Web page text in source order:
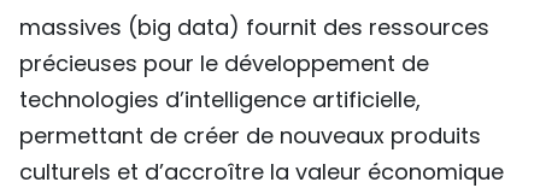
massives (big data) fournit des ressources
précieuses pour le développement de
technologies d’intelligence artificielle,
permettant de créer de nouveaux produits
culturels et d’accroître la valeur économique